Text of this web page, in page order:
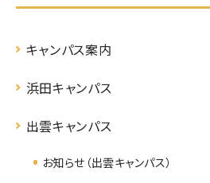
キャンパス案内
浜田キャンパス
出雲キャンパス
お知らせ（出雲キャンパス）